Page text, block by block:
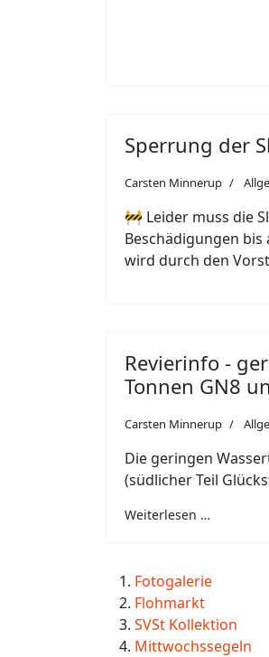
Sperrung der
Carsten Minnerup
🚧 Leider muss die
Beschädigungen
wird durch den
Revierinfo -
Tonnen GN8
Carsten Minnerup
Die geringen
(südlicher Teil
Weiterlesen …
Fotogalerie
Flohmarkt
SVSt Kollektion
Mittwochssegeln